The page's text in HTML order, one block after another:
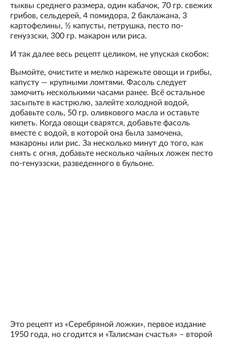
тыквы среднего размера, один кабачок, 70 гр. свежих
грибов, сельдерей, 4 помидора, 2 баклажана, 3
картофелины, ½ капусты, петрушка, песто по-
генуэзски, 300 гр. макарон или риса.
И так далее весь рецепт целиком, не упуская скобок:
Вымойте, очистите и мелко нарежьте овощи и грибы,
капусту — крупными ломтями. Фасоль следует
замочить несколькими часами ранее. Всё остальное
засыпьте в кастрюлю, залейте холодной водой,
добавьте соль, 50 гр. оливкового масла и оставьте
кипеть. Когда овощи сварятся, добавьте фасоль
вместе с водой, в которой она была замочена,
макароны или рис. За несколько минут до того, как
снять с огня, добавьте несколько чайных ложек песто
по-генуэзски, разведенного в бульоне.
Это рецепт из «Серебряной ложки», первое издание
1950 года, но сгодится и «Талисман счастья» – второй